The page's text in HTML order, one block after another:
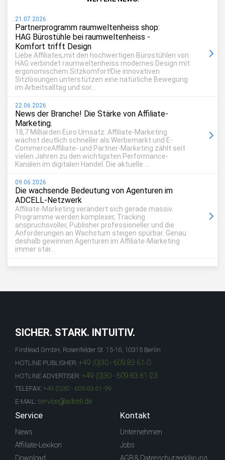
21.07.2026
Partnerprogramm raumweltenheiss shop:
HAG Bürostühle bei raumweltenheiss -
Komfort trifft Design
Liebe Affiliates,mit den hochwertigen Bürostühlen von
HAG verbindet raumweltenheiss modernes Design mit
ergonomischem Sitzkomfort!Die innovativen
Sitzlösungen unterstützen eine natürliche Bewegung
im Arbeitsalltag und sor...
22.06.2026
News der Branche! Die Stärke von Affiliate-
Marketing.
18,7 Milliarden Euro Umsatz: Affiliate-Marketing
wächst deutlich schneller als Werbemarkt und E-
CommerceAffiliate- und Partner-Marketing zählt seit
vielen Jahren zu den wichtigsten Performance-
Kanälen im digitalen Handel. Die aktuelle ...
09.06.2026
Die wachsende Bedeutung von Agenturen im
ADCELL-Netzwerk
Affiliate-Marketing verändert sich gerade massiv.
Programme werden komplexer, Tracking
anspruchsvoller, Publisher professioneller und die
Anforderungen an Wachstum steigen spürbar. Genau
deshalb gewinnen Agenturen im Affiliate-Marketing
immer stär...
SICHER. STARK. INTUITIV.
Firstlead GmbH, Rosenfelder St. 15-16, 10315 Berlin
HOTLINE PUBLISHER: +49 (0)30 - 609 83 61-0
HOTLINE ADVERTISER: +49 (0)30 - 609 83 61-23
TELEFAX: +49 (0)30 - 609 83 61-99
E-MAIL: service@adcell.de
Service
News
Affiliate-Lexikon
Download
Kontakt
Unternehmen
Jobs
AGB & Datenschutzerklärung